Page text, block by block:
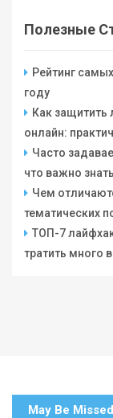
Полезные
Рейтинг
году
Как защитить
онлайн:
Часто
что важно
Чем
тематических
ТОП-7
тратить много
May Be Missed